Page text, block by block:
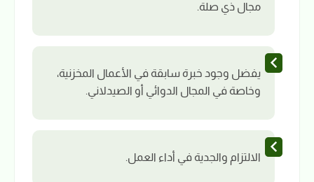
مجال ذي صلة.
يفضل وجود خبرة سابقة في الأعمال المخزنية،
وخاصة في المجال الدوائي أو الصيدلاني.
الالتزام والجدية في أداء العمل.